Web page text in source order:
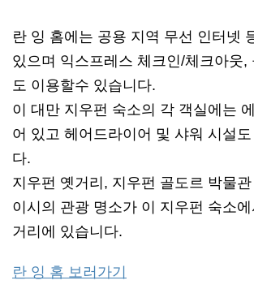
란 잉 홈에는 공용 지역 무선 인터넷
있으며 익스프레스 체크인/체크아웃,
도 이용할수 있습니다.
이 대만 지우펀 숙소의 각 객실에는
어 있고 헤어드라이어 및 샤워 시설도
다.
지우펀 옛거리, 지우펀 골도르 박물관
이시의 관광 명소가 이 지우펀 숙소
거리에 있습니다.
란 잉 홈 보러가기